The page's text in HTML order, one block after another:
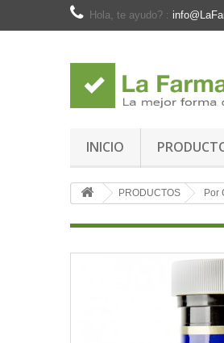
Hola, te ayudo? :
INICIO
PRODUCTOS Por